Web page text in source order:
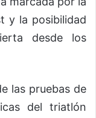
y la posibilidad
desde los
las pruebas de
del triatlón